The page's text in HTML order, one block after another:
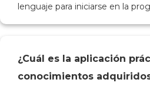
lenguaje para iniciarse en la
¿Cuál es la aplicación
conocimientos